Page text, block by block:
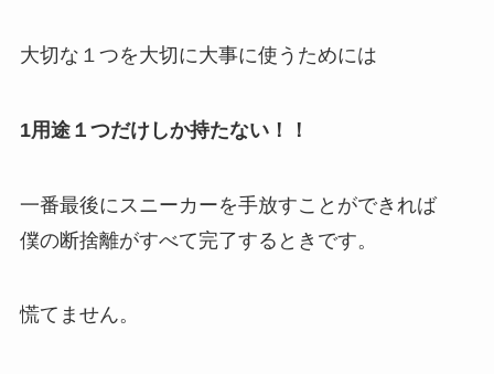
大切な１つを大切に大事に使うためには
1用途１つだけしか持たない！！
一番最後にスニーカーを手放すことができれば
僕の断捨離がすべて完了するときです。
慌てません。